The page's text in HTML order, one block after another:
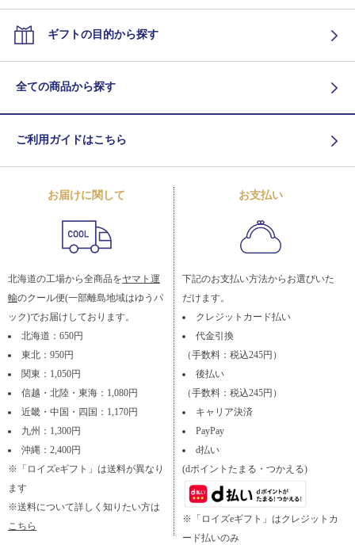
ギフトの目的から探す
全ての商品から探す
ご利用ガイドはこちら
お届けに関して
北海道の工場から全商品をヤマト運
輸のクール便(一部離島地域はゆうパ
ック)でお届けしております。
北海道：650円
東北：950円
関東：1,050円
信越・北陸・東海：1,080円
近畿・中国・四国：1,170円
九州：1,300円
沖縄：2,400円
※「ロイズeギフト」は送料が異なり
ます
※送料について詳しく知りたい方は
こちら
お支払い
下記のお支払い方法からお選びいた
だけます。
クレジットカード払い
代金引換
（手数料：税込245円）
後払い
（手数料：税込245円）
キャリア決済
PayPay
d払い
(dポイントたまる・つかえる)
※「ロイズeギフト」はクレジットカ
ード払いのみ